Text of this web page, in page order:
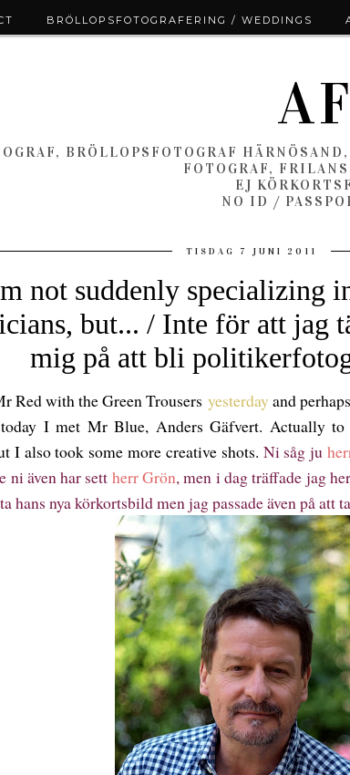
BRÖLLOPSFOTOGRAF
FOTOGRAF,
EJ
NO ID /
TISDAG 7 JUNI 2011
not suddenly specializing
but... / Inte för att jag
mig på att bli
Red with the Green Trousers yesterday and
I met Mr Blue, Anders Gäfvert. Actually
I also took some more creative shots. Ni såg ju
ni även har sett herr Grön, men i dag träffade jag
hans nya körkortsbild men jag passade även på att
BRÖLLOPSFOTOGRAFERING / WEDDINGS